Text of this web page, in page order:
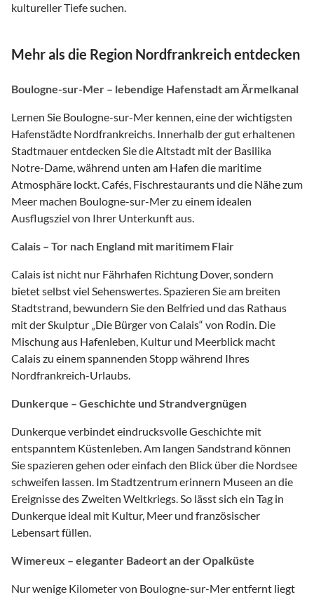
kultureller Tiefe suchen.
Mehr als die Region Nordfrankreich entdecken
Boulogne-sur-Mer – lebendige Hafenstadt am Ärmelkanal
Lernen Sie Boulogne-sur-Mer kennen, eine der wichtigsten
Hafenstädte Nordfrankreichs. Innerhalb der gut erhaltenen
Stadtmauer entdecken Sie die Altstadt mit der Basilika
Notre-Dame, während unten am Hafen die maritime
Atmosphäre lockt. Cafés, Fischrestaurants und die Nähe zum
Meer machen Boulogne-sur-Mer zu einem idealen
Ausflugsziel von Ihrer Unterkunft aus.
Calais – Tor nach England mit maritimem Flair
Calais ist nicht nur Fährhafen Richtung Dover, sondern
bietet selbst viel Sehenswertes. Spazieren Sie am breiten
Stadtstrand, bewundern Sie den Belfried und das Rathaus
mit der Skulptur „Die Bürger von Calais“ von Rodin. Die
Mischung aus Hafenleben, Kultur und Meerblick macht
Calais zu einem spannenden Stopp während Ihres
Nordfrankreich-Urlaubs.
Dunkerque – Geschichte und Strandvergnügen
Dunkerque verbindet eindrucksvolle Geschichte mit
entspanntem Küstenleben. Am langen Sandstrand können
Sie spazieren gehen oder einfach den Blick über die Nordsee
schweifen lassen. Im Stadtzentrum erinnern Museen an die
Ereignisse des Zweiten Weltkriegs. So lässt sich ein Tag in
Dunkerque ideal mit Kultur, Meer und französischer
Lebensart füllen.
Wimereux – eleganter Badeort an der Opalküste
Nur wenige Kilometer von Boulogne-sur-Mer entfernt liegt